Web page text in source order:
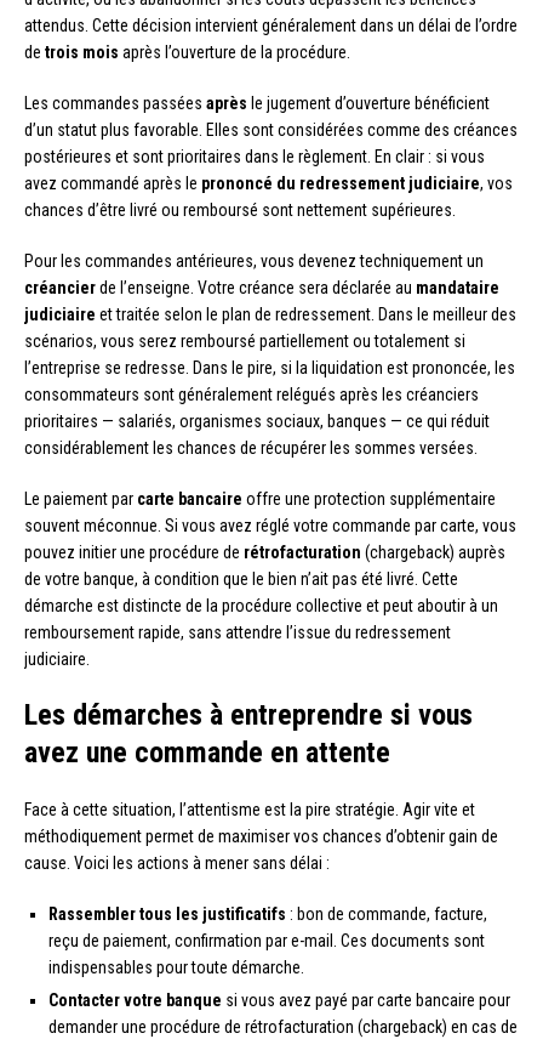
attendus. Cette décision intervient généralement dans un délai de l’ordre
de trois mois après l’ouverture de la procédure.
Les commandes passées après le jugement d’ouverture bénéficient
d’un statut plus favorable. Elles sont considérées comme des créances
postérieures et sont prioritaires dans le règlement. En clair : si vous
avez commandé après le prononcé du redressement judiciaire, vos
chances d’être livré ou remboursé sont nettement supérieures.
Pour les commandes antérieures, vous devenez techniquement un
créancierde l’enseigne. Votre créance sera déclarée au mandataire
judiciaire et traitée selon le plan de redressement. Dans le meilleur des
scénarios, vous serez remboursé partiellement ou totalement si
l’entreprise se redresse. Dans le pire, si la liquidation est prononcée, les
consommateurs sont généralement relégués après les créanciers
prioritaires — salariés, organismes sociaux, banques — ce qui réduit
considérablement les chances de récupérer les sommes versées.
Le paiement par carte bancaire offre une protection supplémentaire
souvent méconnue. Si vous avez réglé votre commande par carte, vous
pouvez initier une procédure de rétrofacturation (chargeback) auprès
de votre banque, à condition que le bien n’ait pas été livré. Cette
démarche est distincte de la procédure collective et peut aboutir à un
remboursement rapide, sans attendre l’issue du redressement
judiciaire.
Les démarches à entreprendre si vous
avez une commande en attente
Face à cette situation, l’attentisme est la pire stratégie. Agir vite et
méthodiquement permet de maximiser vos chances d’obtenir gain de
cause. Voici les actions à mener sans délai :
Rassembler tous les justificatifs : bon de commande, facture,
reçu de paiement, confirmation par e-mail. Ces documents sont
indispensables pour toute démarche.
Contacter votre banque si vous avez payé par carte bancaire pour
demander une procédure de rétrofacturation (chargeback) en cas de